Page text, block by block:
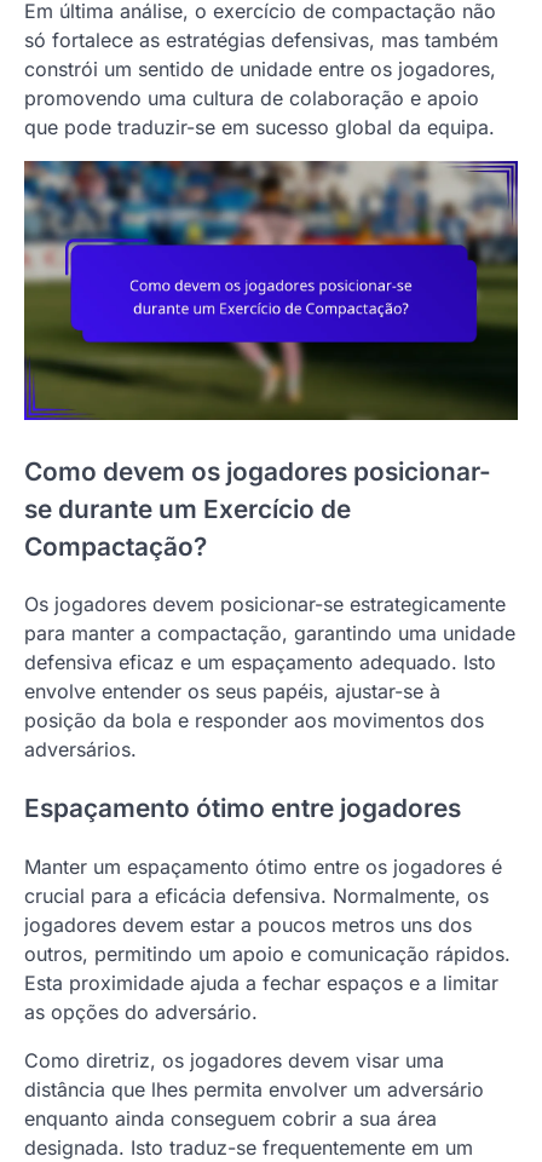
Em última análise, o exercício de compactação não
só fortalece as estratégias defensivas, mas também
constrói um sentido de unidade entre os jogadores,
promovendo uma cultura de colaboração e apoio
que pode traduzir-se em sucesso global da equipa.
Como devem os jogadores posicionar-
se durante um Exercício de
Compactação?
Os jogadores devem posicionar-se estrategicamente
para manter a compactação, garantindo uma unidade
defensiva eficaz e um espaçamento adequado. Isto
envolve entender os seus papéis, ajustar-se à
posição da bola e responder aos movimentos dos
adversários.
Espaçamento ótimo entre jogadores
Manter um espaçamento ótimo entre os jogadores é
crucial para a eficácia defensiva. Normalmente, os
jogadores devem estar a poucos metros uns dos
outros, permitindo um apoio e comunicação rápidos.
Esta proximidade ajuda a fechar espaços e a limitar
as opções do adversário.
Como diretriz, os jogadores devem visar uma
distância que lhes permita envolver um adversário
enquanto ainda conseguem cobrir a sua área
designada. Isto traduz-se frequentemente em um